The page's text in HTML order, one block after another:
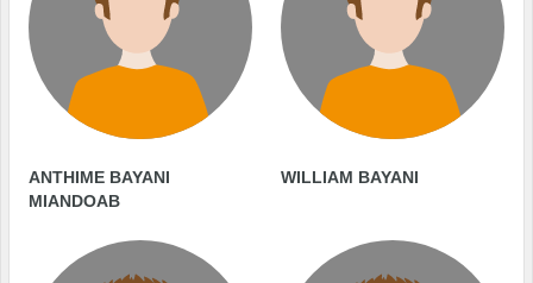
ANTHIME BAYANI
MIANDOAB
WILLIAM BAYANI